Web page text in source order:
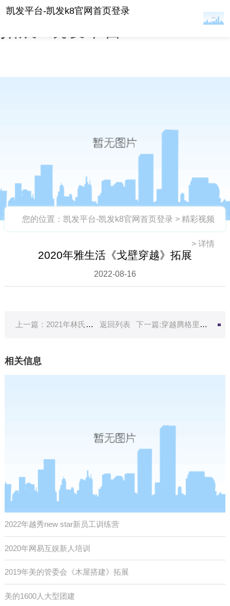
2020年雅生活《戈壁穿越》
凯发平台-凯发k8官网首页登录
您的位置： 凯发平台-凯发k8官网首页登录 > 精彩视频
> 详情
2020年雅生活《戈壁穿越》拓展
2022-08-16
上一篇：2021年林氏木业《帆船》团建活动 返回列表 下一篇:穿越腾格里沙漠
相关信息
2022年越秀new star新员工训练营
2020年网易互娱新人培训
2019年美的管委会《木屋搭建》拓展
美的1600人大型团建